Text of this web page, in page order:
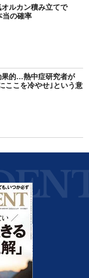
ルカン積み立てで
当の確率
果的…熱中症研究者が
ここを冷やせ｣という意